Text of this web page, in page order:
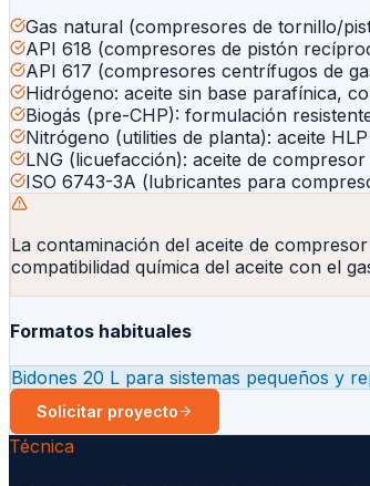
Gas natural (compresores de tornillo/
API 618 (compresores de pistón
API 617 (compresores centrífugos de
Hidrógeno: aceite sin base parafínica,
Biogás (pre-CHP): formulación
Nitrógeno (utilities de planta): aceite
LNG (licuefacción): aceite de
ISO 6743-3A (lubricantes para
La contaminación del aceite de
compatibilidad química del aceite con el
Formatos habituales
Bidones 20 L para sistemas pequeños y
Solicitar proyecto
Técnica